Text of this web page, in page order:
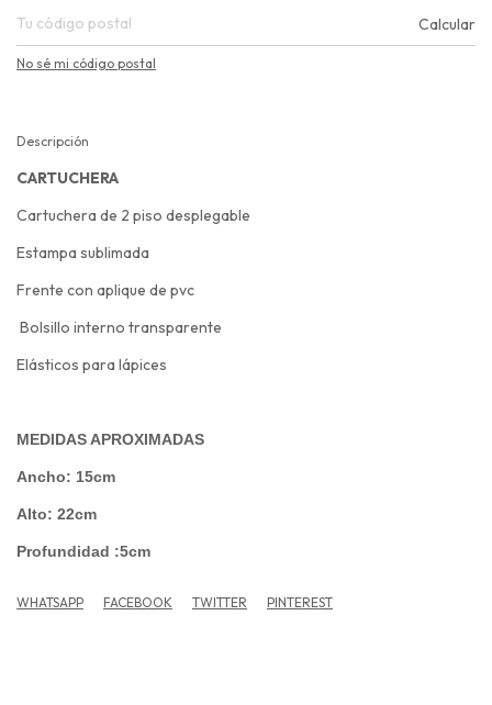
Calcular
No sé mi código postal
Descripción
CARTUCHERA
Cartuchera de 2 piso desplegable
Estampa sublimada
Frente con aplique de pvc
Bolsillo interno transparente
Elásticos para lápices
MEDIDAS APROXIMADAS
Ancho: 15cm
Alto: 22cm
Profundidad :5cm
WHATSAPP FACEBOOK TWITTER PINTEREST